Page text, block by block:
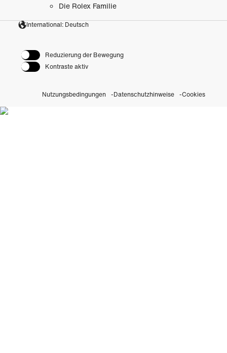
Die Rolex Familie
International: Deutsch
Reduzierung der Bewegung
Kontraste aktiv
Nutzungsbedingungen Datenschutzhinweise Cookies